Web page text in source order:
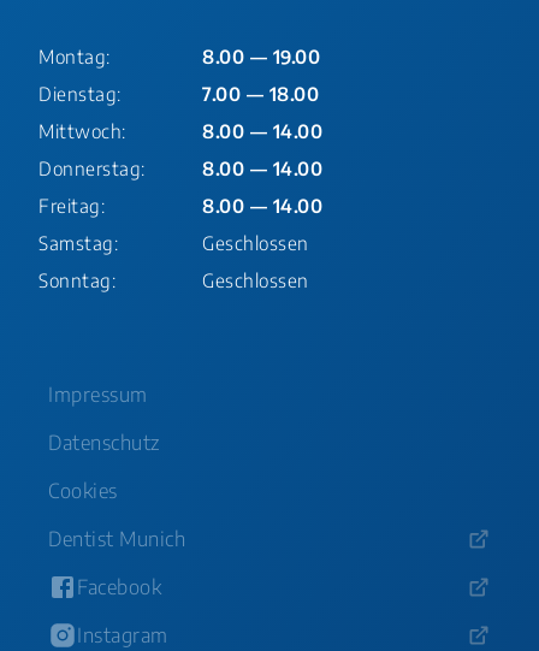
Montag:
8.00 — 19.00
Dienstag:
7.00 — 18.00
Mittwoch:
8.00 — 14.00
Donnerstag:
8.00 — 14.00
Freitag:
8.00 — 14.00
Samstag:
Geschlossen
Sonntag:
Geschlossen
Impressum
Datenschutz
Cookies
Dentist Munich
Facebook
Instagram